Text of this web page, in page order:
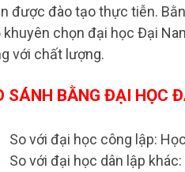
được đào tạo thực tiễn.
khuyên chọn đại học Đại
với chất lượng.
SÁNH BẰNG ĐẠI HỌC
So với đại học công lập:
So với đại học dân lập